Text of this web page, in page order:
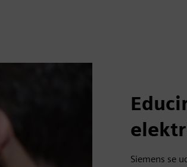
Siemens se